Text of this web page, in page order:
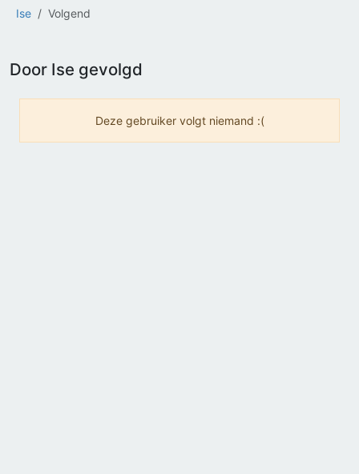
Ise Volgend
Door Ise gevolgd
Deze gebruiker volgt niemand :(